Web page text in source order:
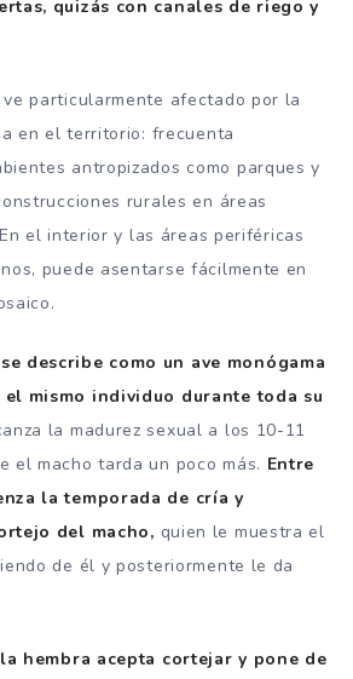
quizás con canales de riego y
ve particularmente afectado por la
en el territorio: frecuenta
antropizados como parques y
rurales en áreas
el interior y las áreas periféricas
puede asentarse fácilmente en
describe como un ave monógama
el mismo individuo durante toda su
la madurez sexual a los 10-11
el macho tarda un poco más. Entre
la temporada de cría y
del macho, quien le muestra el
de él y posteriormente le da
la hembra acepta cortejar y pone de